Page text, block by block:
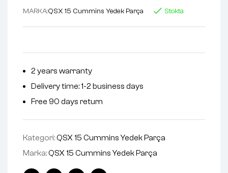
MARKA:QSX 15 Cummins Yedek Parça Stokta
2 years warranty
Delivery time: 1-2 business days
Free 90 days return
Kategori:QSX 15 Cummins Yedek Parça
Marka:QSX 15 Cummins Yedek Parça